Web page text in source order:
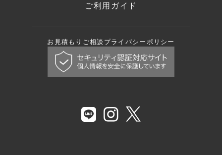
ご利用ガイド
お見積もり ご相談 プライバシーポリシー